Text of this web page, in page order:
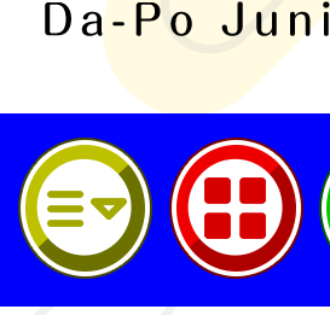
桃園市立大坡國民中學